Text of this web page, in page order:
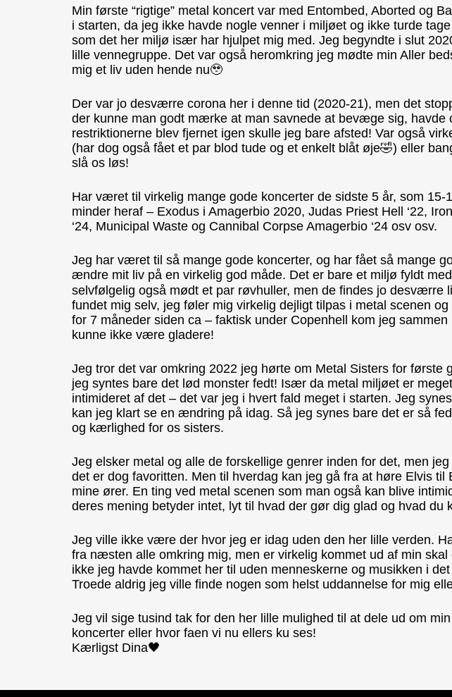
Min første “rigtige” metal koncert var med Entombed, Aborted og
i starten, da jeg ikke havde nogle venner i miljøet og ikke turde
som det her miljø især har hjulpet mig med. Jeg begyndte i slut
lille vennegruppe. Det var også heromkring jeg mødte min Aller
mig et liv uden hende nu🥹
Der var jo desværre corona her i denne tid (2020-21), men det
der kunne man godt mærke at man savnede at bevæge sig,
restriktionerne blev fjernet igen skulle jeg bare afsted! Var også
(har dog også fået et par blod tude og et enkelt blåt øje🤣) eller
slå os løs!
Har været til virkelig mange gode koncerter de sidste 5 år, som
minder heraf – Exodus i Amagerbio 2020, Judas Priest Hell ‘22,
‘24, Municipal Waste og Cannibal Corpse Amagerbio ‘24 osv osv.
Jeg har været til så mange gode koncerter, og har fået så mange
ændre mit liv på en virkelig god måde. Det er bare et miljø fyldt
selvfølgelig også mødt et par røvhuller, men de findes jo
fundet mig selv, jeg føler mig virkelig dejligt tilpas i metal scenen
for 7 måneder siden ca – faktisk under Copenhell kom jeg
kunne ikke være gladere!
Jeg tror det var omkring 2022 jeg hørte om Metal Sisters for
jeg syntes bare det lød monster fedt! Især da metal miljøet er
intimideret af det – det var jeg i hvert fald meget i starten. Jeg
kan jeg klart se en ændring på idag. Så jeg synes bare det er så
og kærlighed for os sisters.
Jeg elsker metal og alle de forskellige genrer inden for det, men
det er dog favoritten. Men til hverdag kan jeg gå fra at høre Elvis
mine ører. En ting ved metal scenen som man også kan blive
deres mening betyder intet, lyt til hvad der gør dig glad og hvad
Jeg ville ikke være der hvor jeg er idag uden den her lille verden.
fra næsten alle omkring mig, men er virkelig kommet ud af min
ikke jeg havde kommet her til uden menneskerne og musikken i
Troede aldrig jeg ville finde nogen som helst uddannelse for mig
Jeg vil sige tusind tak for den her lille mulighed til at dele ud om
koncerter eller hvor faen vi nu ellers ku ses!
Kærligst Dina🖤